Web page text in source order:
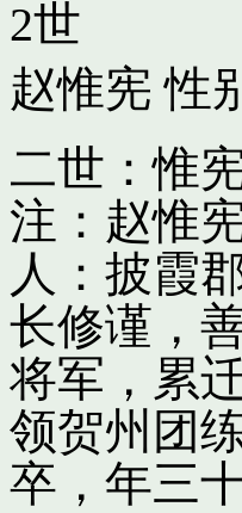
2世
赵惟宪 性
二世：惟
注：赵惟
人：披霞
长修谨，
将军，累
领贺州团
卒，年三